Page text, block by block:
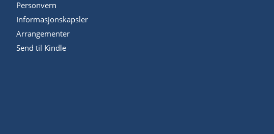
Personvern
Informasjonskapsler
Arrangementer
Send til Kindle